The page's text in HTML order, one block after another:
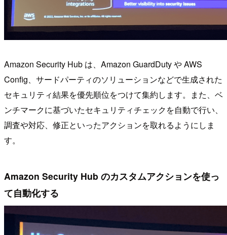
Amazon Security Hub は、Amazon GuardDuty や AWS
Config、サードパーティのソリューションなどで生成された
セキュリティ結果を優先順位をつけて集約します。また、ベ
ンチマークに基づいたセキュリティチェックを自動で行い、
調査や対応、修正といったアクションを取れるようにしま
す。
Amazon Security Hub のカスタムアクションを使っ
て自動化する